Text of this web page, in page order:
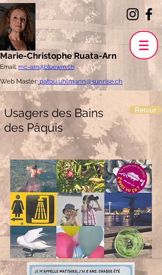
Marie-Christophe Ruata-Arn
Email: mc-arn@bluewin.ch
Web Master: patou.uhlmann@sunrise.ch
Usagers des Bains
des Pâquis
Retour